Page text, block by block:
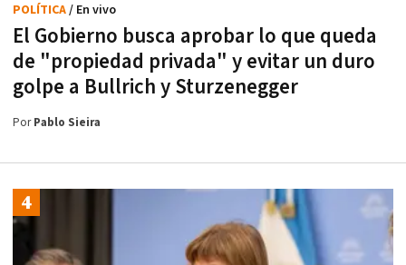
El Gobierno busca aprobar lo que queda
de "propiedad privada" y evitar un duro
golpe a Bullrich y Sturzenegger
POLÍTICA/ En vivo
PorPablo Sieira